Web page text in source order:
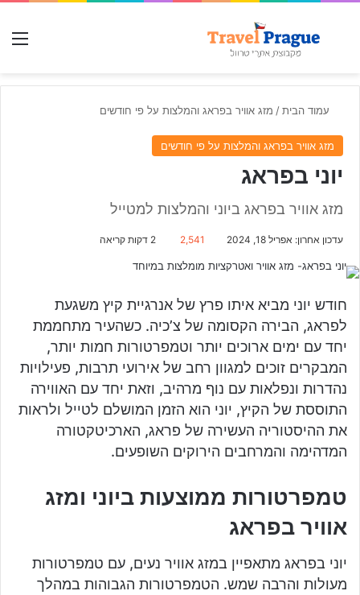
חפש עבור
עמוד הבית/ מזג אוויר בפראג והמלצות על פי חודשים
מזג אוויר בפראג והמלצות על פי חודשים
יוני בפראג
מזג אוויר בפראג ביוני והמלצות למטייל
עדכון אחרון: אפריל 18, 2024 2,541
חודש יוני מביא איתו פרץ של אנרגיית קיץ משגעת
לפראג, הבירה הקסומה של צ’כיה. כשהעיר מתחממת
יחד עם ימים ארוכים יותר וטמפרטורות חמות יותר,
המבקרים זוכים למגוון רחב של אירועי תרבות, פעילויות
נהדרות ונפלאות עם נוף מרהיב, וזאת יחד עם האווירה
התוססת של הקיץ, יוני הוא הזמן המושלם לטייל ולראות
את ההיסטוריה העשירה של פראג, הארכיטקטורה
המדהימה והמרחבים הירוקים השופעים.
טמפרטורות ממוצעות ביוני ומזג
אוויר בפראג
יוני בפראג מתאפיין במזג אוויר נעים, עם טמפרטורות
מעולות והרבה שמש. הטמפרטורות הגבוהות במהלך